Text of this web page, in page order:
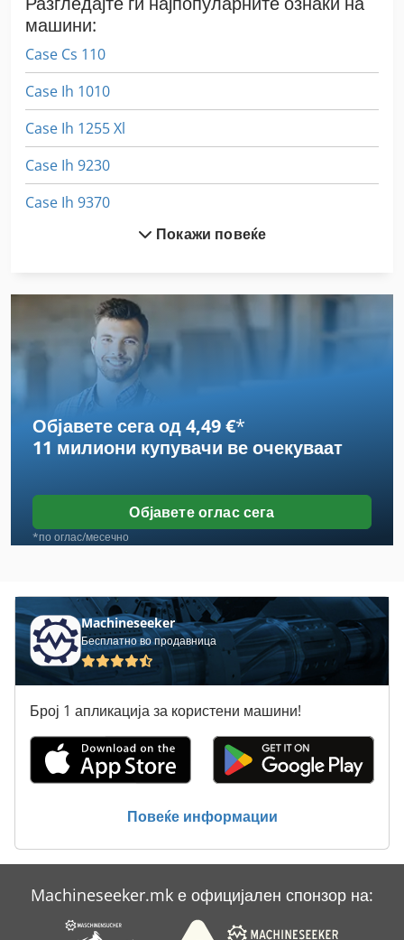
машини:
Case Cs 110
Case Ih 1010
Case Ih 1255 Xl
Case Ih 9230
Case Ih 9370
Case Ih Cs 150
Case Ih Cs 86
Case Ih Cs 94
Case Ih Cvx 1155
Case Ih Cvx 1170
Case Ih Cvx 1190
Case Ih Cvx 1195
Case Ih Cvx 150
Case Ih Cvx 170
Case Ih Cvx 195
Case Ih Cx 80
Case Ih Maxxum 110
Case Ih Mx 100 C
Case Ih Mx 110
Покажи повеќе
Објавете сега од 4,49 €*
11 милиони купувачи ве очекуваат
Објавете оглас сега
*по оглас/месечно
Machineseeker
Бесплатно во продавница
Број 1 апликација за користени машини!
Повеќе информации
Machineseeker.mk е официјален спонзор на: